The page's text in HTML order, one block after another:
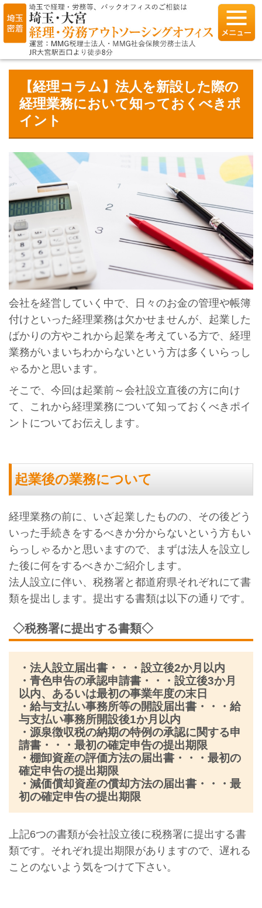
【経理コラム】法人を新設した際の
経理業務において知っておくべきポ
イント
会社を経営していく中で、日々のお金の管理や帳簿
付けといった経理業務は欠かせませんが、起業した
ばかりの方やこれから起業を考えている方で、経理
業務がいまいちわからないという方は多くいらっし
ゃるかと思います。
そこで、今回は起業前～会社設立直後の方に向け
て、これから経理業務について知っておくべきポイ
ントについてお伝えします。
起業後の業務について
経理業務の前に、いざ起業したものの、その後どう
いった手続きをするべきか分からないという方もい
らっしゃるかと思いますので、まずは法人を設立し
た後に何をするべきかご紹介します。
法人設立に伴い、税務署と都道府県それぞれにて書
類を提出します。提出する書類は以下の通りです。
◇税務署に提出する書類◇
・法人設立届出書・・・設立後2か月以内
・青色申告の承認申請書・・・設立後3か月
以内、あるいは最初の事業年度の末日
・給与支払い事務所等の開設届出書・・・給
与支払い事務所開設後1か月以内
・源泉徴収税の納期の特例の承認に関する申
請書・・・最初の確定申告の提出期限
・棚卸資産の評価方法の届出書・・・最初の
確定申告の提出期限
・減価償却資産の償却方法の届出書・・・最
初の確定申告の提出期限
上記6つの書類が会社設立後に税務署に提出する書
類です。それぞれ提出期限がありますので、遅れる
ことのないよう気をつけて下さい。